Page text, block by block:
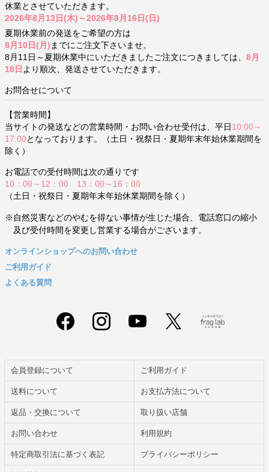
休業とさせていただきます。
2026年8月13日(木)～2026年8月16日(日)
夏期休業前の発送をご希望の方は
8月10日(月) までにご注文下さいませ。
8月11日～夏期休業中にいただきましたご注文につきましては、 8月
18日 より順次、発送させていただきます。
お問合せについて
【営業時間】
当サイトの発送などの営業時間・お問い合わせ受付は、平日 10:00～
17:00となっております。（土日・祝祭日・夏期年末年始休業期間を
除く）
お電話での受付時間は次の通りです
10：00～12：00 13：00～16：00
（土日・祝祭日・夏期年末年始休業期間を除く）
※自然災害などのやむを得ない事情が生じた場合、電話窓口の縮小
及び受付時間を変更し営業する場合がございます。
オンラインショップへのお問い合わせ
ご利用ガイド
よくある質問
会員登録について ご利用ガイド
送料について お支払方法について
返品・交換について 取り扱い店舗
お問い合わせ 利用規約
特定商取引法に基づく表記 プライバシーポリシー